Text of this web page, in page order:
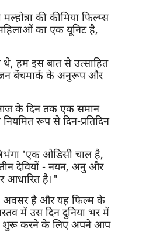
​​की कीमिया फिल्म्स
का एक यूनिट है,
हम इस बात से उत्साहित
बेंचमार्क के अनुरूप और
के दिन तक एक समान
रूप से दिन-प्रतिदिन
'एक ओडिसी चाल है,
देवियों - नयन, अनु और
आधारित है।"
अवसर है और यह फिल्म के
में उस दिन दुनिया भर में
शुरू करने के लिए अपने आप